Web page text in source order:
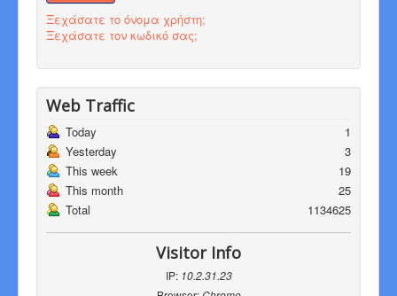
Ξεχάσατε το όνομα χρήστη;
Ξεχάσατε τον κωδικό σας;
Web Traffic
Today
1
Yesterday
3
This week
19
This month
25
Total
1134625
Visitor Info
IP: 10.2.31.23